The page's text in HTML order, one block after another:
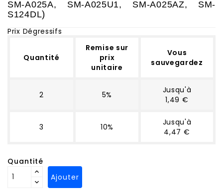
SM-A025A, SM-A025U1, SM-A025AZ, SM-
S124DL)
Prix Dégressifs
Quantité
Remise sur
prix
unitaire
Vous
sauvegardez
2 5%
Jusqu'à
1,49 €
3 10%
Jusqu'à
4,47 €
Quantité
Ajouter